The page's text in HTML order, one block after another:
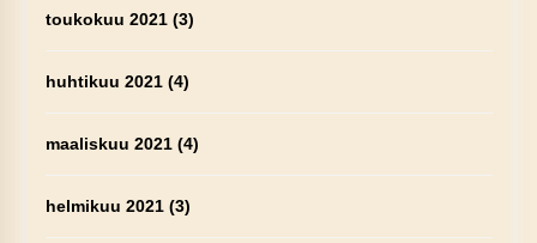
toukokuu 2021(3)
huhtikuu 2021(4)
maaliskuu 2021(4)
helmikuu 2021(3)